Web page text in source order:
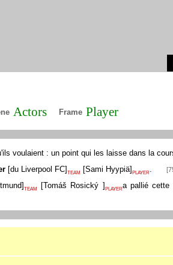
Actors Frame Player
voulaient : un point qui les laisse dans la
[du Liverpool FC] TEAM [Sami Hyypiä] PLAYER.
]TEAM [Tomáš Rosický ] PLAYERa pallié cette